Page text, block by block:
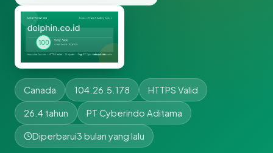
Canada 104.26.5.178 HTTPS Valid
26.4 tahun PT Cyberindo Aditama
Diperbarui3 bulan yang lalu